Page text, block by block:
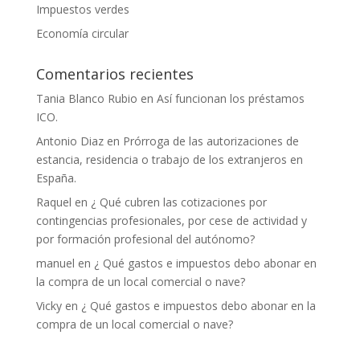
Impuestos verdes
Economía circular
Comentarios recientes
Tania Blanco Rubio en Así funcionan los préstamos
ICO.
Antonio Diazen Prórroga de las autorizaciones de
estancia, residencia o trabajo de los extranjeros en
España.
Raquel en ¿ Qué cubren las cotizaciones por
contingencias profesionales, por cese de actividad y
por formación profesional del autónomo?
manuel en ¿ Qué gastos e impuestos debo abonar en
la compra de un local comercial o nave?
Vickyen ¿ Qué gastos e impuestos debo abonar en la
compra de un local comercial o nave?